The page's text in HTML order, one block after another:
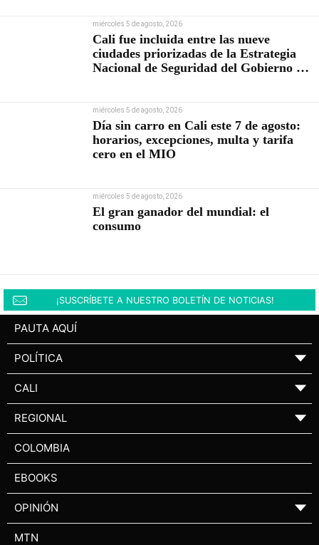
miércoles 5 de agosto, 2026
Cali fue incluida entre las nueve
ciudades priorizadas de la Estrategia
Nacional de Seguridad del Gobierno de
miércoles 5 de agosto, 2026
Día sin carro en Cali este 7 de agosto:
horarios, excepciones, multa y tarifa
cero en el MIO
miércoles 5 de agosto, 2026
El gran ganador del mundial: el
consumo
¡SUSCRÍBETE A NUESTRO BOLETÍN DE NOTICIAS!
PAUTA AQUÍ
POLÍTICA ▼
CALI ▼
REGIONAL ▼
COLOMBIA
EBOOKS
OPINIÓN ▼
MTN